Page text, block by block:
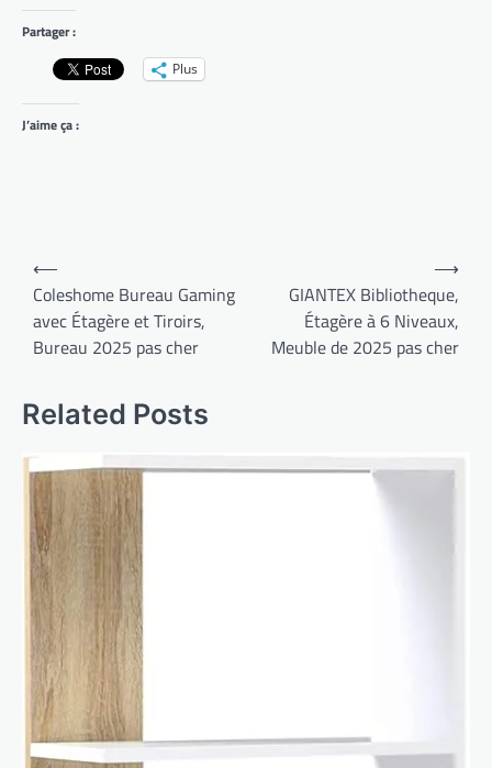
Partager :
Plus
J’aime ça :
Navigation
de
l’article
⟵
Coleshome Bureau Gaming
avec Étagère et Tiroirs,
Bureau 2025 pas cher
GIANTEX Bibliotheque,
Étagère à 6 Niveaux,
Meuble de 2025 pas cher
⟶
Related Posts